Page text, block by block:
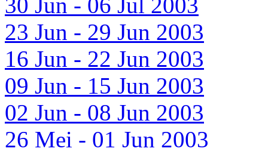
23 Jun - 29 Jun 2003
16 Jun - 22 Jun 2003
09 Jun - 15 Jun 2003
02 Jun - 08 Jun 2003
26 Mei - 01 Jun 2003